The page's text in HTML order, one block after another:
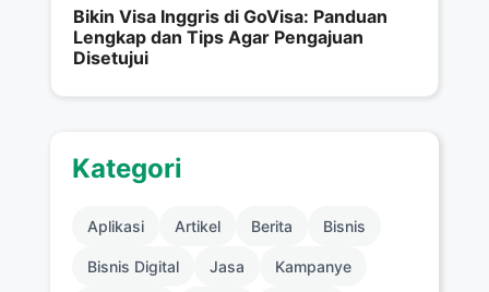
Bikin Visa Inggris di GoVisa: Panduan
Lengkap dan Tips Agar Pengajuan
Disetujui
Kategori
Aplikasi Artikel Berita Bisnis
Bisnis Digital Jasa Kampanye